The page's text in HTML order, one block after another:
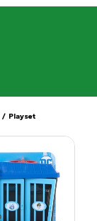
/ Playset